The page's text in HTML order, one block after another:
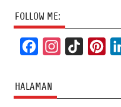
FOLLOW ME:
c
e
t
T
t
HALAMAN